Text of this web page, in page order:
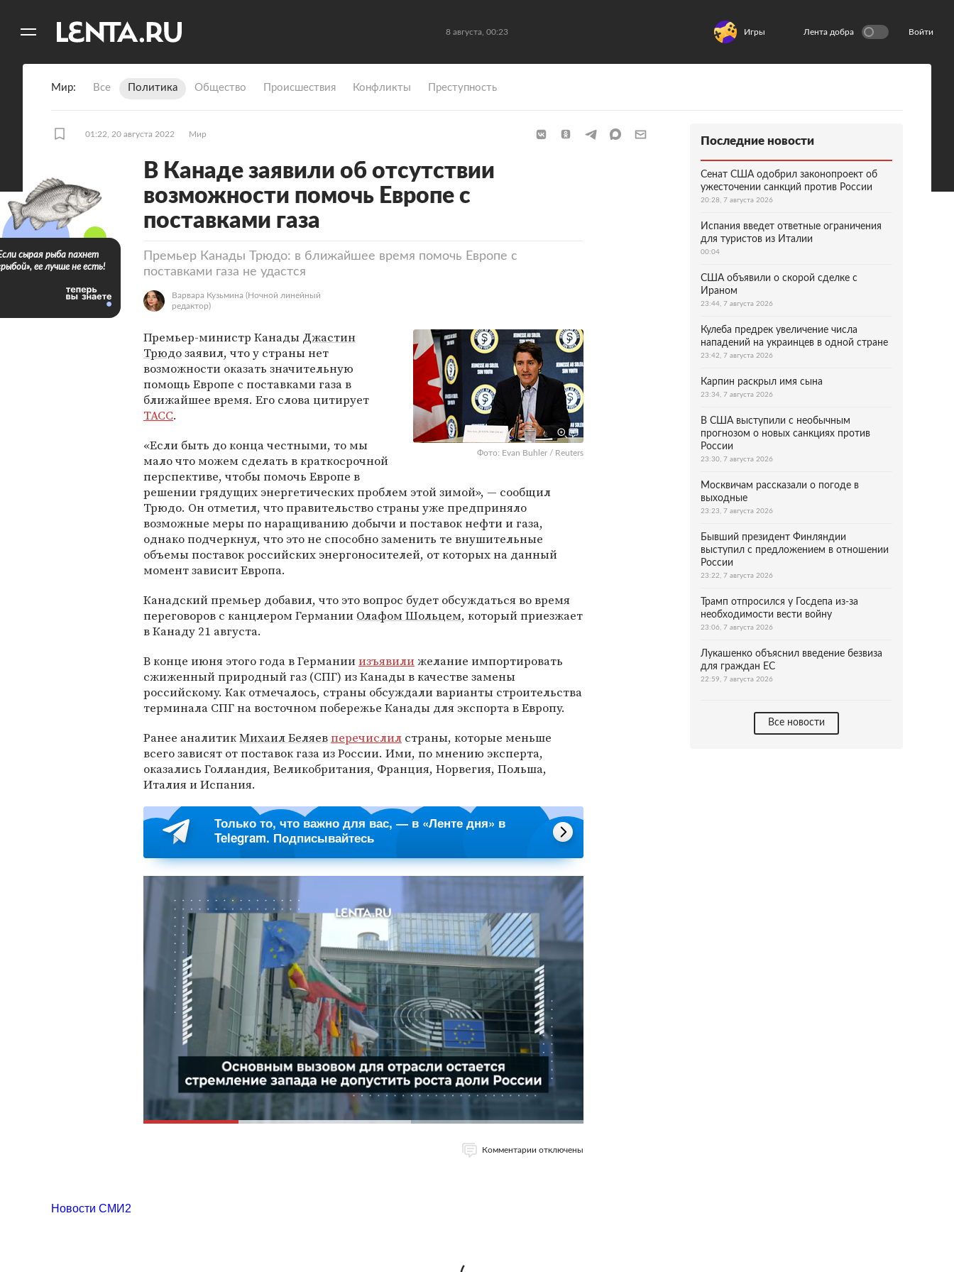
8 августа, 00:23 Игры Лента добра Войти
Мир Все Политика Общество Происшествия Конфликты Преступность
01:22, 20 августа 2022 Мир
В Канаде заявили об отсутствии
возможности помочь Европе с
поставками газа
Премьер Канады Трюдо: в ближайшее время помочь Европе с
поставками газа не удастся
Варвара Кузьмина (Ночной линейный
редактор)
Фото: Evan Buhler / Reuters
Премьер-министр Канады Джастин
Трюдозаявил, что у страны нет
возможности оказать значительную
помощь Европе с поставками газа в
ближайшее время. Его слова цитирует
ТАСС.
«Если быть до конца честными, то мы
мало что можем сделать в краткосрочной
перспективе, чтобы помочь Европе в
решении грядущих энергетических проблем этой зимой», — сообщил
Трюдо. Он отметил, что правительство страны уже предприняло
возможные меры по наращиванию добычи и поставок нефти и газа,
однако подчеркнул, что это не способно заменить те внушительные
объемы поставок российских энергоносителей, от которых на данный
момент зависит Европа.
Канадский премьер добавил, что это вопрос будет обсуждаться во время
переговоров с канцлером Германии Олафом Шольцем, который приезжает
в Канаду 21 августа.
В конце июня этого года в Германииизъявилижелание импортировать
сжиженный природный газ (СПГ) из Канады в качестве замены
российскому. Как отмечалось, страны обсуждали варианты строительства
терминала СПГ на восточном побережье Канады для экспорта в Европу.
Ранее аналитикМихаил Беляевперечислил страны, которые меньше
всего зависят от поставок газа из России. Ими, по мнению эксперта,
оказались Голландия, Великобритания, Франция, Норвегия, Польша,
Италия и Испания.
Только то, что важно для вас, — в «Ленте дня» в
Telegram. Подписывайтесь
Комментарии отключены
сырая рыба пахнет
ее лучше не есть!
Последние новости
Сенат США одобрил законопроект об
ужесточении санкций против России
20:28, 7 августа 2026
Испания введет ответные ограничения
для туристов из Италии
00:04
США объявили о скорой сделке с
Ираном
23:44, 7 августа 2026
Кулеба предрек увеличение числа
нападений на украинцев в одной стране
23:42, 7 августа 2026
Карпин раскрыл имя сына
23:34, 7 августа 2026
В США выступили с необычным
прогнозом о новых санкциях против
России
23:30, 7 августа 2026
Москвичам рассказали о погоде в
выходные
23:23, 7 августа 2026
Бывший президент Финляндии
выступил с предложением в отношении
России
23:22, 7 августа 2026
Трамп отпросился у Госдепа из-за
необходимости вести войну
23:06, 7 августа 2026
Лукашенко объяснил введение безвиза
для граждан ЕС
22:59, 7 августа 2026
Все новости
Новости СМИ2